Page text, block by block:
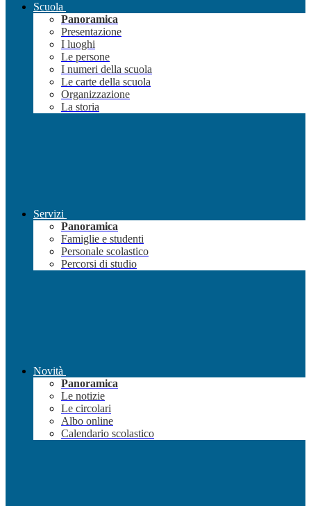
Scuola
Panoramica
Presentazione
I luoghi
Le persone
I numeri della scuola
Le carte della scuola
Organizzazione
La storia
Servizi
Panoramica
Famiglie e studenti
Personale scolastico
Percorsi di studio
Novità
Panoramica
Le notizie
Le circolari
Albo online
Calendario scolastico